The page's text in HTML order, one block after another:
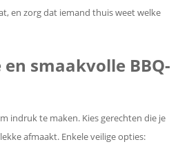
en zorg dat iemand thuis weet welke
en smaakvolle BBQ-
indruk te maken. Kies gerechten die je
afmaakt. Enkele veilige opties: